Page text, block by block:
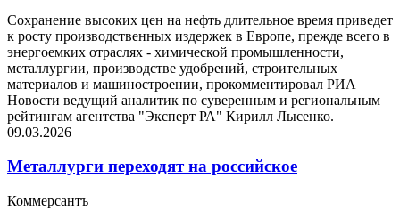
Сохранение высоких цен на нефть длительное время приведет
к росту производственных издержек в Европе, прежде всего в
энергоемких отраслях - химической промышленности,
металлургии, производстве удобрений, строительных
материалов и машиностроении, прокомментировал РИА
Новости ведущий аналитик по суверенным и региональным
рейтингам агентства "Эксперт РА" Кирилл Лысенко.
09.03.2026
Металлурги переходят на российское
Коммерсантъ